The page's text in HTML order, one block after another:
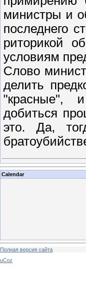
министры и
последнего
риторикой
условиям
Слово
делить
"красные",
добиться
это. Да,
Calendar
Полная версия сайта
uCoz